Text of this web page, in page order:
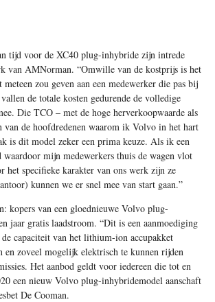
tijd voor de XC40 plug-inhybride zijn intrede
van AMNorman. “Omwille van de kostprijs is het
zou geven aan een medewerker die pas bij
de totale kosten gedurende de volledige
Die TCO – met de hoge herverkoopwaarde als
van de hoofdredenen waarom ik Volvo in het hart
is dit model zeker een prima keuze. Als ik een
waardoor mijn medewerkers thuis de wagen vlot
het specifieke karakter van ons werk zijn ze
kunnen we er snel mee van start gaan.”
kopers van een gloednieuwe Volvo plug-
jaar gratis laadstroom. “Dit is een aanmoediging
capaciteit van het lithium-ion accupakket
en zoveel mogelijk elektrisch te kunnen rijden
Het aanbod geldt voor iedereen die tot en
een nieuw Volvo plug-inhybridemodel aanschaft
De Cooman.